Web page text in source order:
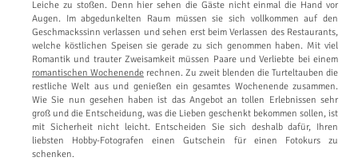
Leiche zu stoßen. Denn hier sehen die Gäste nicht einmal die Hand vor
Augen. Im abgedunkelten Raum müssen sie sich vollkommen auf den
Geschmackssinn verlassen und sehen erst beim Verlassen des Restaurants,
welche köstlichen Speisen sie gerade zu sich genommen haben. Mit viel
Romantik und trauter Zweisamkeit müssen Paare und Verliebte bei einem
romantischen Wochenende rechnen. Zu zweit blenden die Turteltauben die
restliche Welt aus und genießen ein gesamtes Wochenende zusammen.
Wie Sie nun gesehen haben ist das Angebot an tollen Erlebnissen sehr
groß und die Entscheidung, was die Lieben geschenkt bekommen sollen, ist
mit Sicherheit nicht leicht. Entscheiden Sie sich deshalb dafür, Ihren
liebsten Hobby-Fotografen einen Gutschein für einen Fotokurs zu
schenken.